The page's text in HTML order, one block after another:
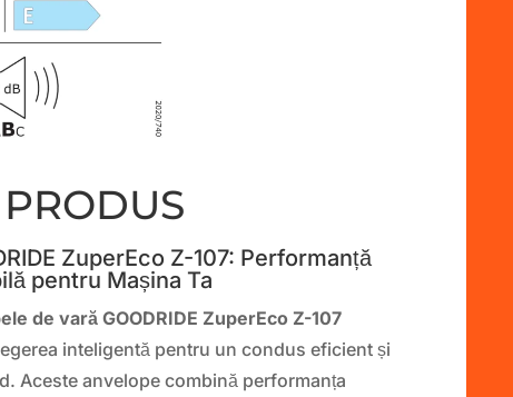
ZuperEco Z-107: Performanță
pentru Mașina Ta
de vară GOODRIDE ZuperEco Z-107
inteligentă pentru un condus eficient și
Aceste anvelope combină performanța